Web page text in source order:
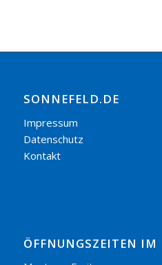
SONNEFELD.DE
Impressum
Datenschutz
Kontakt
ÖFFNUNGSZEITEN IM